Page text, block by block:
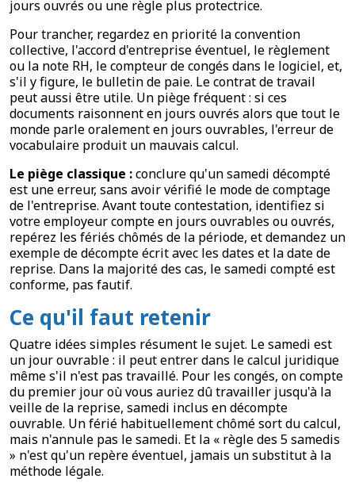
jours ouvrés ou une règle plus protectrice.
Pour trancher, regardez en priorité la convention
collective, l'accord d'entreprise éventuel, le règlement
ou la note RH, le compteur de congés dans le logiciel, et,
s'il y figure, le bulletin de paie. Le contrat de travail
peut aussi être utile. Un piège fréquent : si ces
documents raisonnent en jours ouvrés alors que tout le
monde parle oralement en jours ouvrables, l'erreur de
vocabulaire produit un mauvais calcul.
Le piège classique :conclure qu'un samedi décompté
est une erreur, sans avoir vérifié le mode de comptage
de l'entreprise. Avant toute contestation, identifiez si
votre employeur compte en jours ouvrables ou ouvrés,
repérez les fériés chômés de la période, et demandez un
exemple de décompte écrit avec les dates et la date de
reprise. Dans la majorité des cas, le samedi compté est
conforme, pas fautif.
Ce qu'il faut retenir
Quatre idées simples résument le sujet. Le samedi est
un jour ouvrable : il peut entrer dans le calcul juridique
même s'il n'est pas travaillé. Pour les congés, on compte
du premier jour où vous auriez dû travailler jusqu'à la
veille de la reprise, samedi inclus en décompte
ouvrable. Un férié habituellement chômé sort du calcul,
mais n'annule pas le samedi. Et la « règle des 5 samedis
» n'est qu'un repère éventuel, jamais un substitut à la
méthode légale.